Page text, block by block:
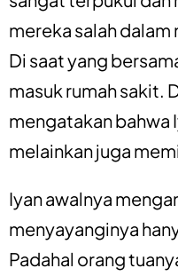
mereka salah
Di saat yang
masuk rumah sakit.
mengatakan bahwa
melainkan juga
Iyan awalnya
menyayanginya
Padahal orang